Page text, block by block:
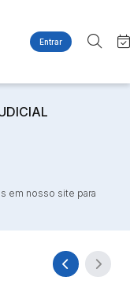
Entrar
em nosso site para